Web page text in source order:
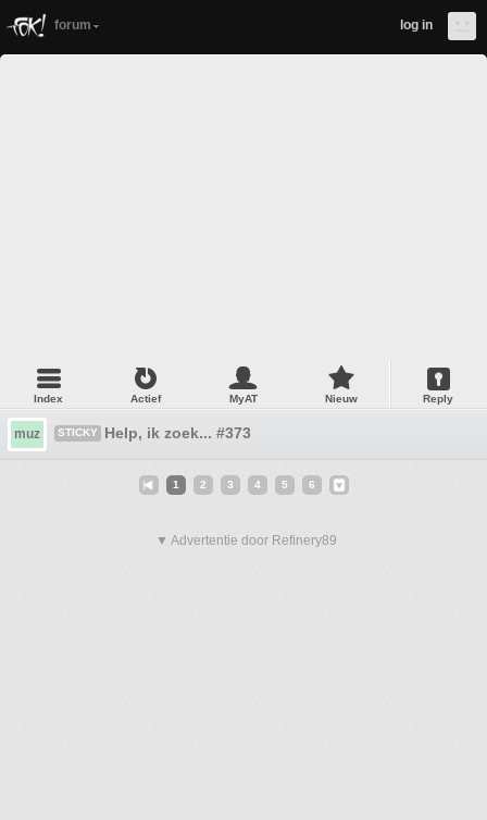
forum log in
Index Actief MyAT Nieuw Reply
muz STICKY Help, ik zoek... #373
1 2 3 4 5 6
▼ Advertentie door Refinery89